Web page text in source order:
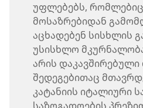
უფლებებს,
მოსაზრებიდან
აცხადებენ სისხლის
უსისხლო
არის დაკავშირებული
შედეგებითაც
კატანიის იტალიური